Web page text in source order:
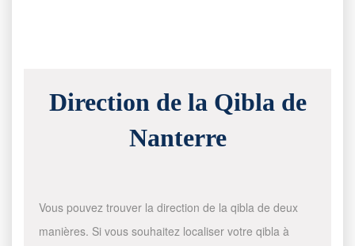
Direction de la Qibla de
Nanterre
Vous pouvez trouver la direction de la qibla de deux
manières. Si vous souhaitez localiser votre qibla à